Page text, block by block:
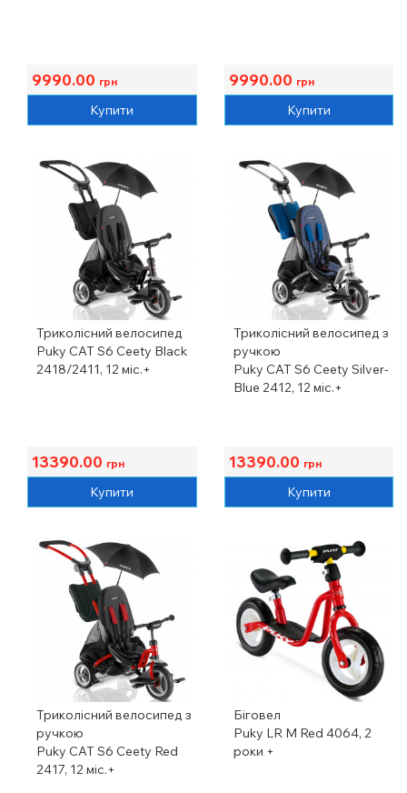
9990.00 грн
Купити
9990.00 грн
Купити
Триколісний велосипед
Puky CAT S6 Ceety Black
2418/2411, 12 міс.+
13390.00 грн
Купити
Триколісний велосипед з
ручкою
Puky CAT S6 Ceety Silver-
Blue 2412, 12 міс.+
13390.00 грн
Купити
Триколісний велосипед з
ручкою
Puky CAT S6 Ceety Red
2417, 12 міс.+
Біговел
Puky LR M Red 4064, 2
роки +